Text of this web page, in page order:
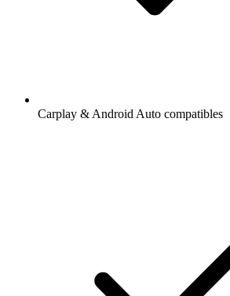
Carplay & Android Auto compatibles